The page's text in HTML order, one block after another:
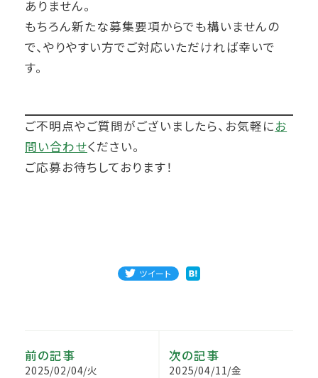
ありません。
もちろん新たな募集要項からでも構いませんの
で、やりやすい方でご対応いただければ幸いで
す。
ご不明点やご質問がございましたら、お気軽にお
問い合わせください。
ご応募お待ちしております！
ツイート
前の記事
2025/02/04/火
次の記事
2025/04/11/金